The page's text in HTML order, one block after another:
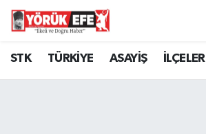
STK TÜRKİYE ASAYİŞ İLÇELER
Aydın Nöbetçi Eczaneler